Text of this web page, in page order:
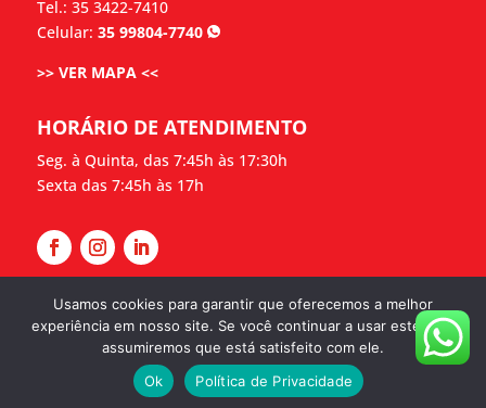
Tel.: 35 3422-7410
Celular: 35 99804-7740
>> VER MAPA <<
HORÁRIO DE ATENDIMENTO
Seg. à Quinta, das 7:45h às 17:30h
Sexta das 7:45h às 17h
Copyright WL Vedações | Desenvolvido por Webdas
| Sua Empresa na Internet –
www.suaempresanainternet.net
Usamos cookies para garantir que oferecemos a melhor
experiência em nosso site. Se você continuar a usar este site,
assumiremos que está satisfeito com ele.
Ok
Política de Privacidade